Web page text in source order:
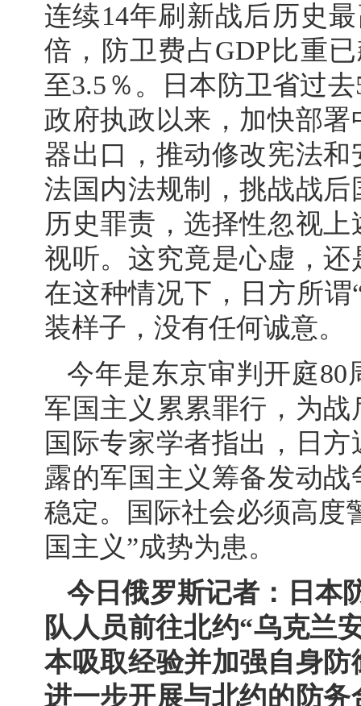
连续14年刷新战后历史
倍，防卫费占GDP比重
至3.5％。日本防卫省过
政府执政以来，加快部
器出口，推动修改宪法
法国内法规制，挑战战
历史罪责，选择性忽视
视听。这究竟是心虚，
在这种情况下，日方所
装样子，没有任何诚意。
今年是东京审判开庭
军国主义累累罪行，为
国际专家学者指出，日
露的军国主义筹备发动
稳定。国际社会必须高度
国主义”成势为患。
今日俄罗斯记者：日本
队人员前往北约“乌克兰
本吸取经验并加强自身
进一步开展与北约的防